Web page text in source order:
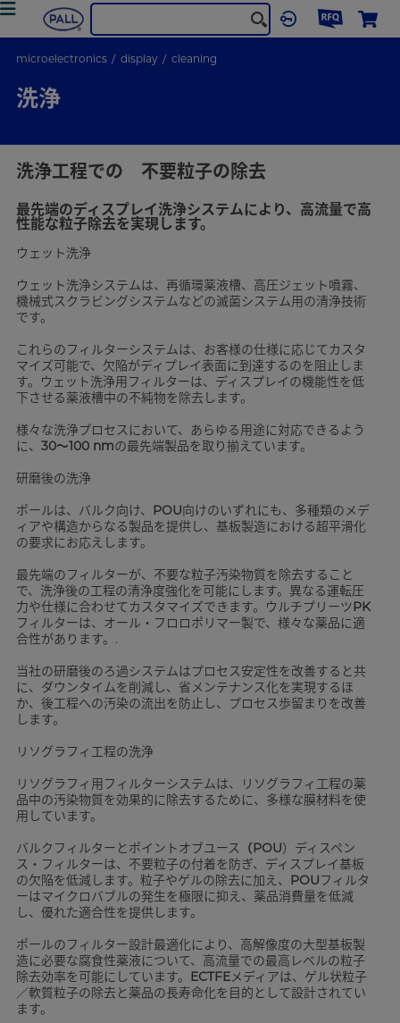
microelectronics display cleaning
洗浄
洗浄工程での 不要粒子の除去
最先端のディスプレイ洗浄システムにより、高流量で高
性能な粒子除去を実現します。
ウェット洗浄
ウェット洗浄システムは、再循環薬液槽、高圧ジェット噴霧、
機械式スクラビングシステムなどの滅菌システム用の清浄技術
です。
これらのフィルターシステムは、お客様の仕様に応じてカスタ
マイズ可能で、欠陥がディプレイ表面に到達するのを阻止しま
す。ウェット洗浄用フィルターは、ディスプレイの機能性を低
下させる薬液槽中の不純物を除去します。
様々な洗浄プロセスにおいて、あらゆる用途に対応できるよう
に、 30～100 nmの最先端製品を取り揃えています。
研磨後の洗浄
ポールは、バルク向け、 POU向けのいずれにも、多種類のメデ
ィアや構造からなる製品を提供し、基板製造における超平滑化
の要求にお応えします。
最先端のフィルターが、不要な粒子汚染物質を除去すること
で、洗浄後の工程の清浄度強化を可能にします。異なる運転圧
力や仕様に合わせてカスタマイズできます。ウルチプリーツPK
フィルターは、オール・フロロポリマー製で、様々な薬品に適
合性があります。.
当社の研磨後のろ過システムはプロセス安定性を改善すると共
に、ダウンタイムを削減し、省メンテナンス化を実現するほ
か、後工程への汚染の流出を防止し、プロセス歩留まりを改善
します。
リソグラフィ工程の洗浄
リソグラフィ用フィルターシステムは、リソグラフィ工程の薬
品中の汚染物質を効果的に除去するために、多様な膜材料を使
用しています。
バルクフィルターとポイントオブユース
（POU）ディスペン
ス・フィルターは、不要粒子の付着を防ぎ、ディスプレイ基板
の欠陥を低減します。粒子やゲルの除去に加え、 POUフィルタ
ーはマイクロバブルの発生を極限に抑え、薬品消費量を低減
し、優れた適合性を提供します。
ポールのフィルター設計最適化により、高解像度の大型基板製
造に必要な腐食性薬液について、高流量での最高レベルの粒子
除去効率を可能にしています。 ECTFEメディアは、ゲル状粒子
／軟質粒子の除去と薬品の長寿命化を目的として設計されてい
ます。